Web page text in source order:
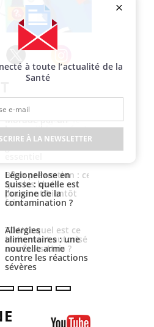
Twitter Instagram
Comment gérer le
sommeil des enfants
en vacances ?
Bilan prévention : ce
que les kinés
pourront bientôt
faire
TDAH : quel est ce
traitement autorisé
aux États-Unis ?
à toute l’actualité de la
Santé
À LA NEWSLETTER